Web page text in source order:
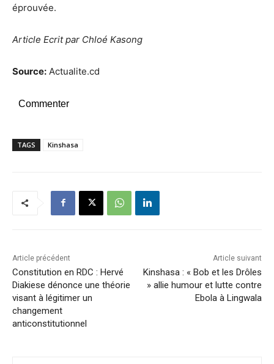
éprouvée.
Article Ecrit par Chloé Kasong
Source: Actualite.cd
Commenter
TAGS Kinshasa
Article précédent
Constitution en RDC : Hervé
Diakiese dénonce une théorie
visant à légitimer un
changement
anticonstitutionnel
Article suivant
Kinshasa : « Bob et les Drôles
» allie humour et lutte contre
Ebola à Lingwala